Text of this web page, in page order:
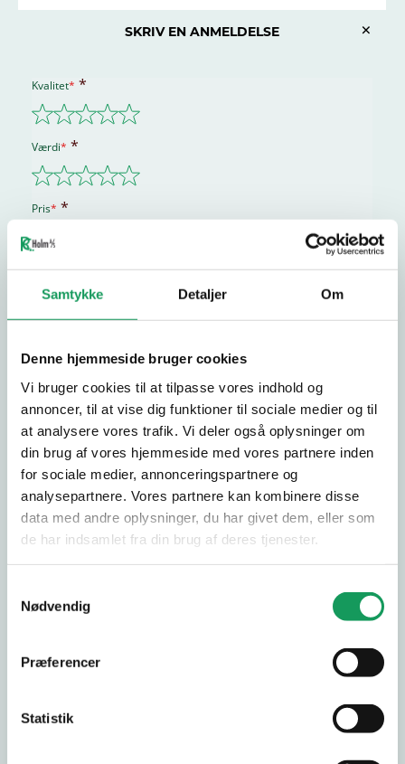
Samtykke Detaljer Om
Denne hjemmeside bruger cookies
Vi bruger cookies til at tilpasse vores indhold og
annoncer, til at vise dig funktioner til sociale medier og til
at analysere vores trafik. Vi deler også oplysninger om
din brug af vores hjemmeside med vores partnere inden
for sociale medier, annonceringspartnere og
analysepartnere. Vores partnere kan kombinere disse
data med andre oplysninger, du har givet dem, eller som
de har indsamlet fra din brug af deres tjenester.
Nødvendig
Præferencer
Statistik
SKRIV EN ANMELDELSE ×
Kvalitet*
Værdi*
Pris*
Fulde navn*
E-mail*
Titel*